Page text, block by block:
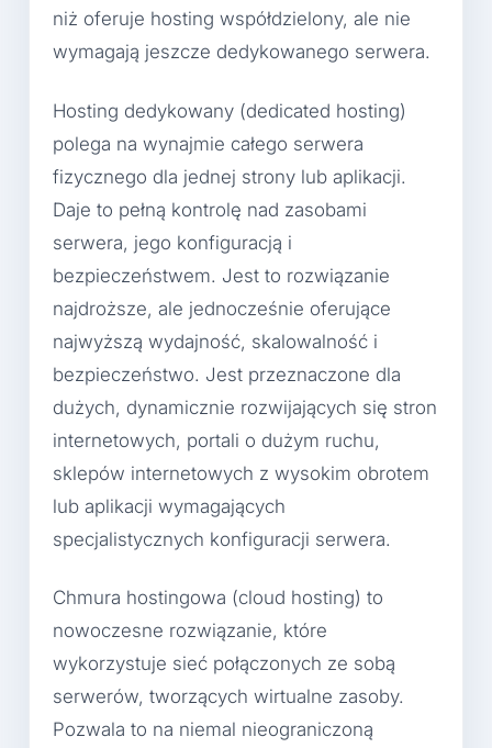
niż oferuje hosting współdzielony, ale nie
wymagają jeszcze dedykowanego serwera.
Hosting dedykowany (dedicated hosting)
polega na wynajmie całego serwera
fizycznego dla jednej strony lub aplikacji.
Daje to pełną kontrolę nad zasobami
serwera, jego konfiguracją i
bezpieczeństwem. Jest to rozwiązanie
najdroższe, ale jednocześnie oferujące
najwyższą wydajność, skalowalność i
bezpieczeństwo. Jest przeznaczone dla
dużych, dynamicznie rozwijających się stron
internetowych, portali o dużym ruchu,
sklepów internetowych z wysokim obrotem
lub aplikacji wymagających
specjalistycznych konfiguracji serwera.
Chmura hostingowa (cloud hosting) to
nowoczesne rozwiązanie, które
wykorzystuje sieć połączonych ze sobą
serwerów, tworzących wirtualne zasoby.
Pozwala to na niemal nieograniczoną